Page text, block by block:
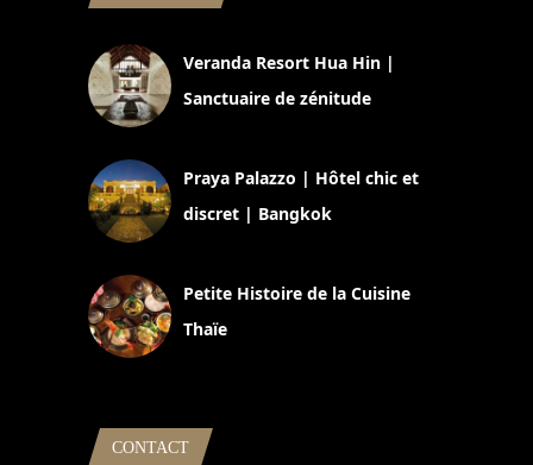
Veranda Resort Hua Hin |
Sanctuaire de zénitude
Praya Palazzo | Hôtel chic et
discret | Bangkok
Petite Histoire de la Cuisine
Thaïe
CONTACT